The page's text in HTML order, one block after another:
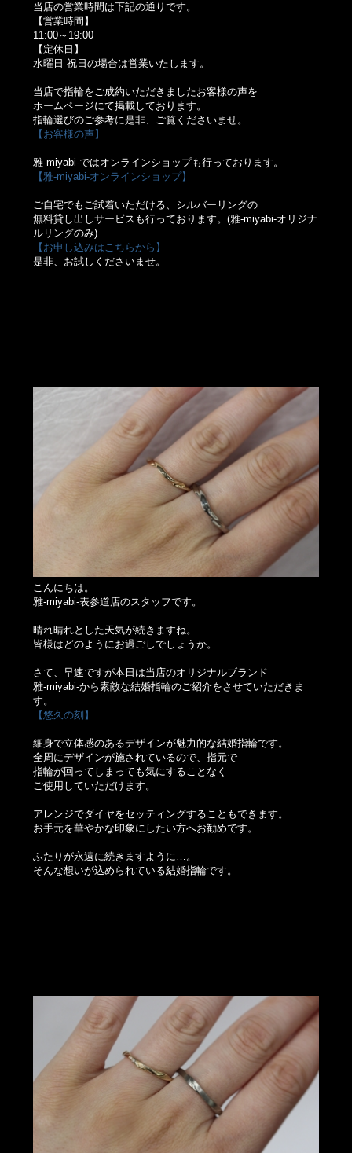
当店の営業時間は下記の通りです。
【営業時間】
11:00～19:00
【定休日】
水曜日 祝日の場合は営業いたします。
当店で指輪をご成約いただきましたお客様の声を
ホームページにて掲載しております。
指輪選びのご参考に是非、ご覧くださいませ。
【お客様の声】
雅-miyabi-ではオンラインショップも行っております。
【雅-miyabi-オンラインショップ】
ご自宅でもご試着いただける、シルバーリングの
無料貸し出しサービスも行っております。(雅-miyabi-オリジナ
ルリングのみ)
【お申し込みはこちらから】
是非、お試しくださいませ。
こんにちは。
雅-miyabi-表参道店のスタッフです。
晴れ晴れとした天気が続きますね。
皆様はどのようにお過ごしでしょうか。
さて、早速ですが本日は当店のオリジナルブランド
雅-miyabi-から素敵な結婚指輪のご紹介をさせていただきま
す。
【悠久の刻】
細身で立体感のあるデザインが魅力的な結婚指輪です。
全周にデザインが施されているので、指元で
指輪が回ってしまっても気にすることなく
ご使用していただけます。
アレンジでダイヤをセッティングすることもできます。
お手元を華やかな印象にしたい方へお勧めです。
ふたりが永遠に続きますように…。
そんな想いが込められている結婚指輪です。